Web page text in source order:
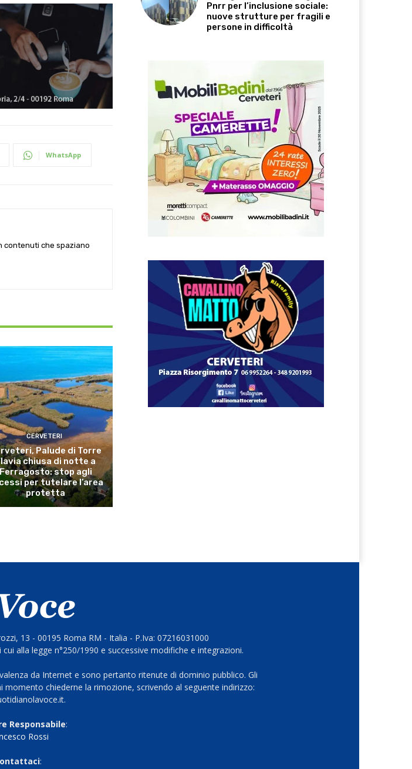
WhatsApp
contenuti che spaziano
CERVETERI
Palude di Torre
chiusa di notte a
stop agli
per tutelare l’area
protetta
Pnrr per l’inclusione sociale:
nuove strutture per fragili e
persone in difficoltà
13 - 00195 Roma RM - Italia - P.Iva: 07216031000
alla legge n°250/1990 e successive modifiche e integrazioni.
da Internet e sono pertanto ritenute di dominio pubblico. Gli
chiederne la rimozione, scrivendo al seguente indirizzo:
Responsabile:
Rossi
: